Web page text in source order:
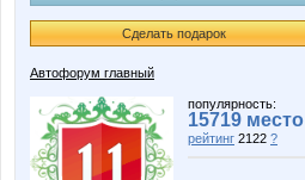
Сделать подарок
Автофорум главный
популярность:
15719 место
рейтинг 2122 ?